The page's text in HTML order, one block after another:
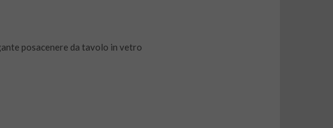
posacenere da tavolo in vetro